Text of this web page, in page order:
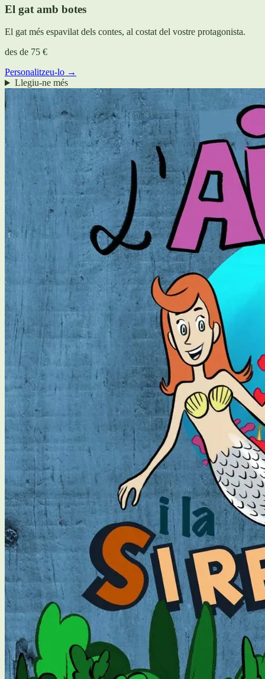
El gat amb botes
El gat més espavilat dels contes, al costat del vostre protagonista.
des de 75 €
Personalitzeu-lo →
Llegiu-ne més